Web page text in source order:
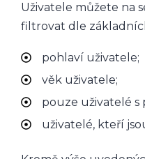
Uživatele můžete na
filtrovat dle
pohlaví uživatele;
věk uživatele;
pouze uživatelé s
uživatelé, kteří